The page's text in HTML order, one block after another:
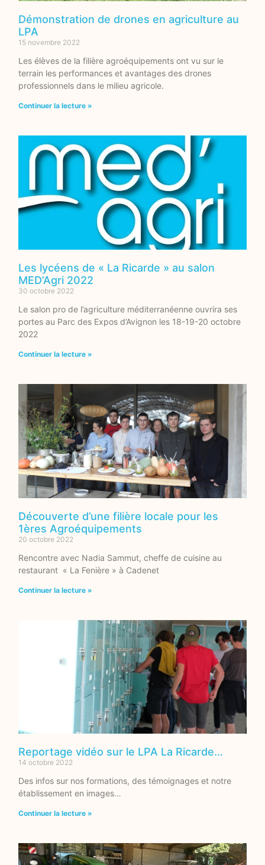
Démonstration de drones en agriculture au
LPA
15 novembre 2022
Les élèves de la filière agroéquipements ont vu sur le
terrain les performances et avantages des drones
professionnels dans le milieu agricole.
Continuer la lecture »
Les lycéens de « La Ricarde » au salon
MED’Agri 2022
30 octobre 2022
Le salon pro de l’agriculture méditerranéenne ouvrira ses
portes au Parc des Expos d’Avignon les 18-19-20 octobre
2022
Continuer la lecture »
Découverte d’une filière locale pour les
1ères Agroéquipements
20 octobre 2022
Rencontre avec Nadia Sammut, cheffe de cuisine au
restaurant « La Fenière » à Cadenet
Continuer la lecture »
Reportage vidéo sur le LPA La Ricarde…
14 octobre 2022
Des infos sur nos formations, des témoignages et notre
établissement en images…
Continuer la lecture »